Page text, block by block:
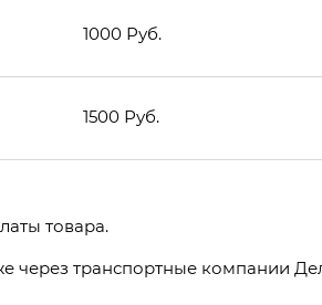
1000 Руб.
1500 Руб.
товара.
через транспортные